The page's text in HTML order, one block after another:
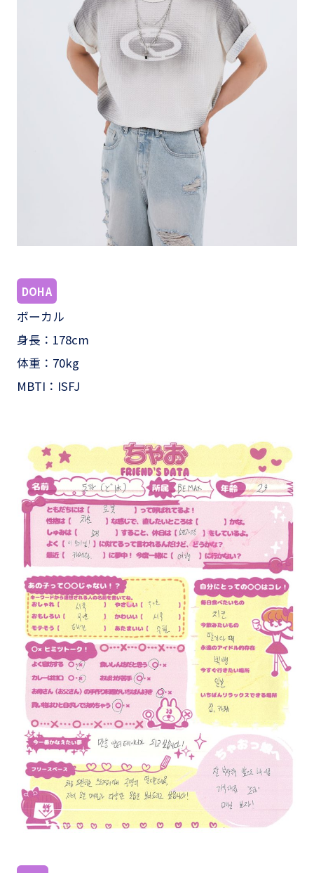
DOHA
ボーカル
身長：178cm
体重：70kg
MBTI：ISFJ